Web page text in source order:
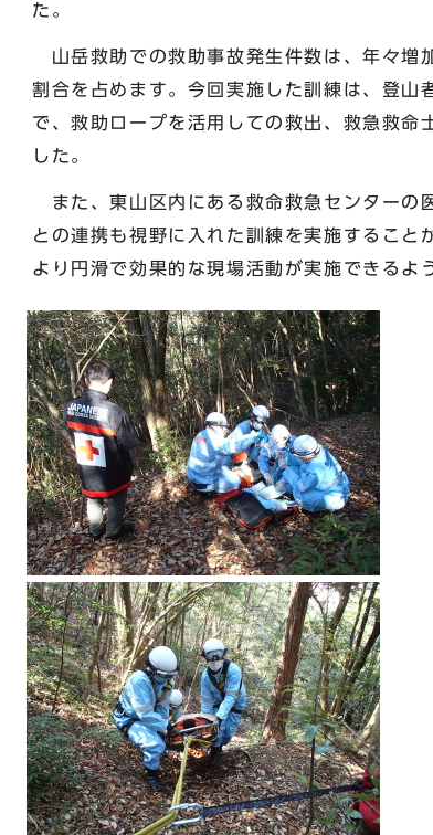
た。
山岳救助での救助事故発生件数は、年々増
割合を占めます。今回実施した訓練は、登山
で、救助ロープを活用しての救出、救急救命
した。
また、東山区内にある救命救急センターの
との連携も視野に入れた訓練を実施すること
より円滑で効果的な現場活動が実施できるよ